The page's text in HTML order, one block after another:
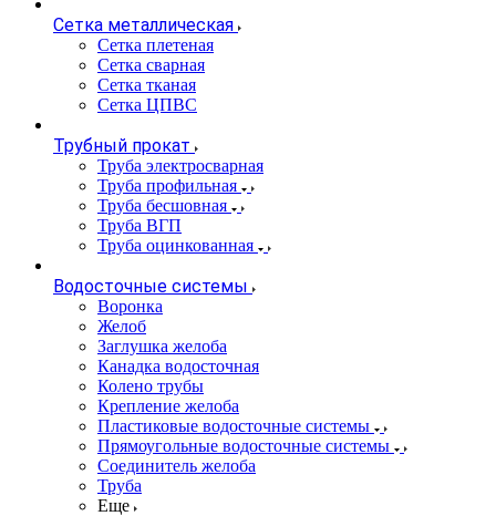
Сетка металлическая
Сетка плетеная
Сетка сварная
Сетка тканая
Сетка ЦПВС
Трубный прокат
Труба электросварная
Труба профильная
Труба бесшовная
Труба ВГП
Труба оцинкованная
Водосточные системы
Воронка
Желоб
Заглушка желоба
Канадка водосточная
Колено трубы
Крепление желоба
Пластиковые водосточные системы
Прямоугольные водосточные системы
Соединитель желоба
Труба
Еще